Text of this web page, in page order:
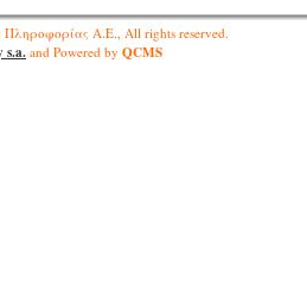
Α.Ε., All rights reserved.
s.a.and Powered by QCMS